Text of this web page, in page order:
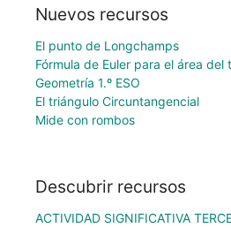
Nuevos recursos
El punto de Longchamps
Fórmula de Euler para el área del
Geometría 1.º ESO
El triángulo Circuntangencial
Mide con rombos
Descubrir recursos
ACTIVIDAD SIGNIFICATIVA